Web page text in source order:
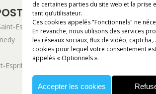
de certaines parties du site web et la prise
tant qu’utilisateur.
Ces cookies appelés "Fonctionnels" ne
En revanche, nous utilisons des services
les réseaux sociaux, flux de vidéo,
cookies pour lequel votre consentement
appelés « Optionnels ».
Accepter les cookies
Esprit
Esprit